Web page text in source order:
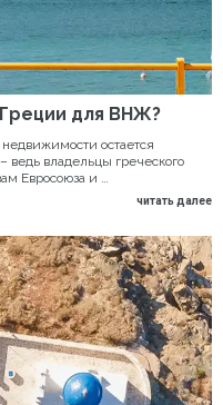
для ВНЖ?
остается
ведь владельцы греческого
Евросоюза и …
читать далее